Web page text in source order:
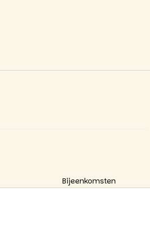
Bijeenkomsten